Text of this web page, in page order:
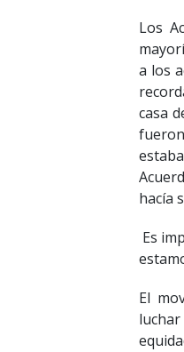
Los
a los
casa
hacía
Es
El